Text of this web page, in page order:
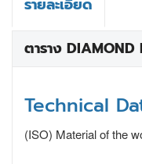
รายละเอียด
ตาราง
Technical
(ISO) Material of the